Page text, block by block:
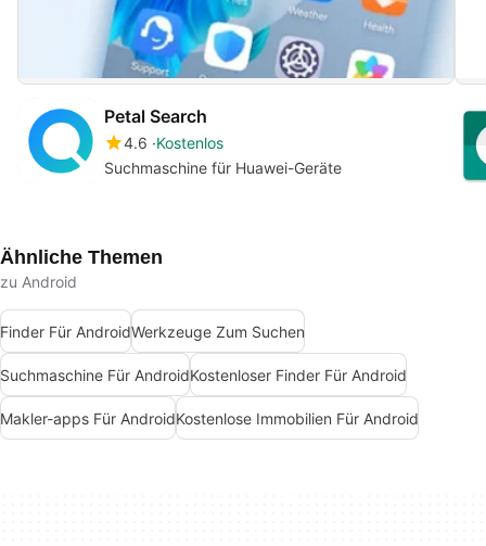
Petal Search
4.6 Kostenlos
Suchmaschine für Huawei-Geräte
Ähnliche Themen
zu Android
Finder Für AndroidWerkzeuge Zum Suchen
Suchmaschine Für AndroidKostenloser Finder Für Android
Makler-apps Für AndroidKostenlose Immobilien Für Android